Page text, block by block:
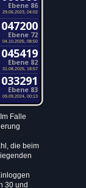
Ebene 86
29.06.2023, 04:02
Ebene 72
04.10.2025, 08:50
Ebene 82
31.08.2025, 18:57
Ebene 83
09.09.2024, 00:13
Falle
die beim
30 und